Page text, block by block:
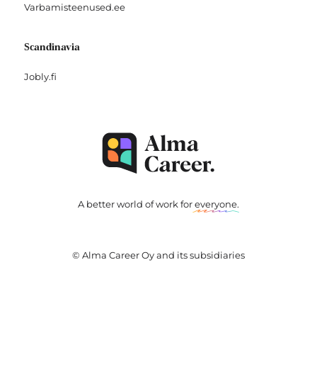
Varbamisteenused.ee
Scandinavia
Jobly.fi
A better world of work foreveryone.
© Alma Career Oy and its subsidiaries